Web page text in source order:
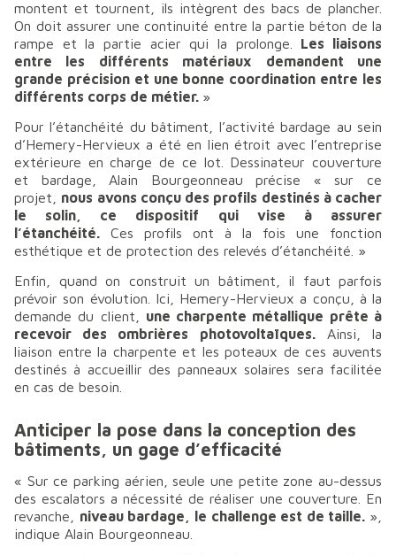
montent et tournent, ils intègrent des bacs de plancher.
On doit assurer une continuité entre la partie béton de la
rampe et la partie acier qui la prolonge. Les liaisons
entre les différents matériaux demandent une
grande précision et une bonne coordination entre les
différents corps de métier. »
Pour l’étanchéité du bâtiment, l’activité bardage au sein
d’Hemery-Hervieux a été en lien étroit avec l’entreprise
extérieure en charge de ce lot. Dessinateur couverture
et bardage, Alain Bourgeonneau précise «sur ce
projet, nous avons conçu des profils destinés à cacher
le solin, ce dispositif qui vise à assurer
l’étanchéité. Ces profils ont à la fois une fonction
esthétique et de protection des relevés d’étanchéité. »
Enfin, quand on construit un bâtiment, il faut parfois
prévoir son évolution. Ici, Hemery-Hervieux a conçu, à la
demande du client, une charpente métallique prête à
recevoir des ombrières photovoltaïques.Ainsi, la
liaison entre la charpente et les poteaux de ces auvents
destinés à accueillir des panneaux solaires sera facilitée
en cas de besoin.
Anticiper la pose dans la conception des
bâtiments, un gage d’efficacité
« Sur ce parking aérien, seule une petite zone au-dessus
des escalators a nécessité de réaliser une couverture. En
revanche, niveau bardage, le challenge est de taille. »,
indique Alain Bourgeonneau.